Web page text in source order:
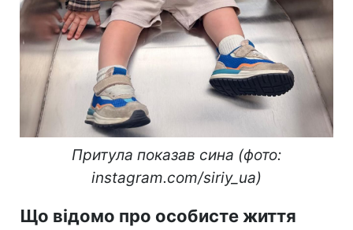
Притула показав сина (фото:
instagram.com/siriy_ua)
Що відомо про особисте життя